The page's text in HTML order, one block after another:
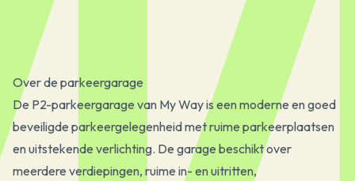
Over de parkeergarage
De P2-parkeergarage van My Way is een moderne en goed
beveiligde parkeergelegenheid met ruime parkeerplaatsen
en uitstekende verlichting. De garage beschikt over
meerdere verdiepingen, ruime in- en uitritten,